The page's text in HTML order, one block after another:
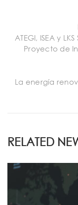
ATEGI, ISEA y
Proyecto de
La energía
RELATED